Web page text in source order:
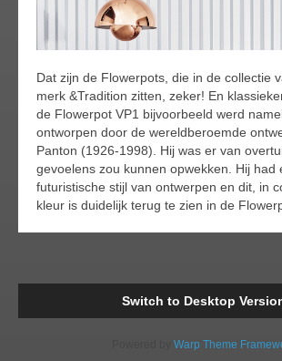
Dat zijn de Flowerpots, die in de collectie
merk &Tradition zitten, zeker! En
de Flowerpot VP1 bijvoorbeeld werd
ontworpen door de wereldberoemde
Panton (1926-1998). Hij was er van
gevoelens zou kunnen opwekken. Hij had
futuristische stijl van ontwerpen en dit, in
kleur is duidelijk terug te zien in de
Switch to Desktop
Warp Theme